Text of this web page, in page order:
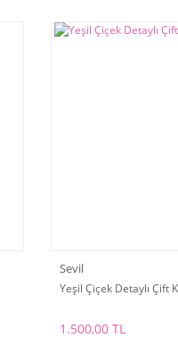
Sevil
Yeşil Çiçek Detaylı Çift
1.500,00 TL